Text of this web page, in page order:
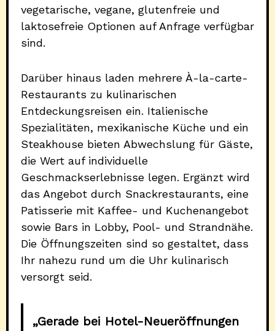
vegetarische, vegane, glutenfreie und
laktosefreie Optionen auf Anfrage verfügbar
sind.
Darüber hinaus laden mehrere À-la-carte-
Restaurants zu kulinarischen
Entdeckungsreisen ein. Italienische
Spezialitäten, mexikanische Küche und ein
Steakhouse bieten Abwechslung für Gäste,
die Wert auf individuelle
Geschmackserlebnisse legen. Ergänzt wird
das Angebot durch Snackrestaurants, eine
Patisserie mit Kaffee- und Kuchenangebot
sowie Bars in Lobby, Pool- und Strandnähe.
Die Öffnungszeiten sind so gestaltet, dass
Ihr nahezu rund um die Uhr kulinarisch
versorgt seid.
„Gerade bei Hotel-Neueröffnungen